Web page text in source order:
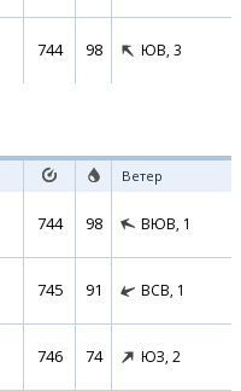
744 98 ЮВ, 3
Ветер
744 98 ВЮВ, 1
745 91 ВСВ, 1
746 74 ЮЗ, 2